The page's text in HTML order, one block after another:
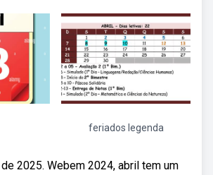
feriados legenda
2025. Webem 2024, abril tem um